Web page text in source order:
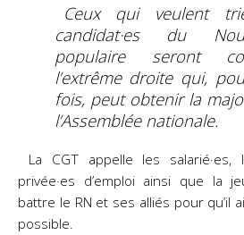
Ceux qui veulent
candidat·es du
populaire seront
l’extrême droite qui,
fois, peut obtenir la
l’Assemblée nationale.
La CGT appelle les
privée·es d’emploi ainsi que la
battre le RN et ses alliés pour qu’il
possible.